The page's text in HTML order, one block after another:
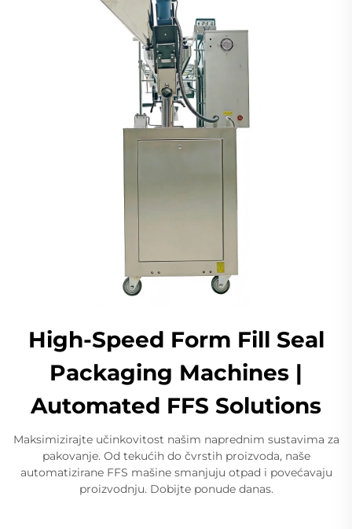
High-Speed Form Fill Seal
Packaging Machines |
Automated FFS Solutions
Maksimizirajte učinkovitost našim naprednim sustavima za
pakovanje. Od tekućih do čvrstih proizvoda, naše
automatizirane FFS mašine smanjuju otpad i povećavaju
proizvodnju. Dobijte ponude danas.